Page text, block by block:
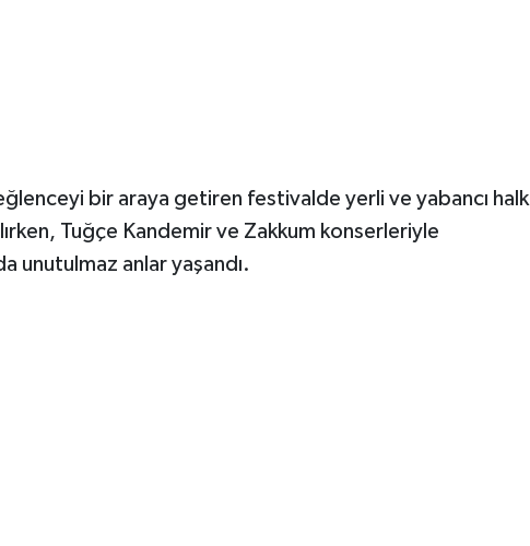
bir araya getiren festivalde yerli ve yabancı halk
Tuğçe Kandemir ve Zakkum konserleriyle
unutulmaz anlar yaşandı.